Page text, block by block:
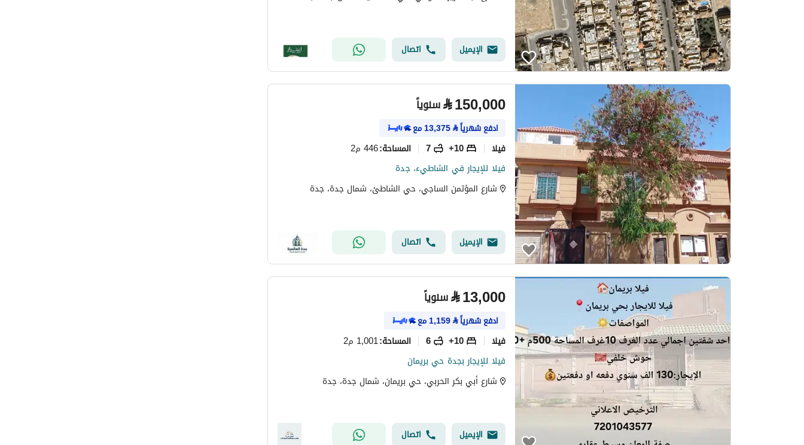
الإيميل اتصال
⃁150,000 سنوياً
ادفع شهرياً⃁
13,375مع
فیلا 10+
7 المساحة:446 م2
فيلا للإيجار في الشاطيء، جدة
شارع المؤتمن الساجي، حي الشاطئ، شمال جدة، جدة
الإيميل اتصال
⃁13,000 سنوياً
ادفع شهرياً⃁
1,159مع
فیلا 10+
6 المساحة:1,001 م2
فيلا للإيجار بجدة حي بريمان
شارع أبي بكر الحربي، حي بريمان، شمال جدة، جدة
الإيميل اتصال